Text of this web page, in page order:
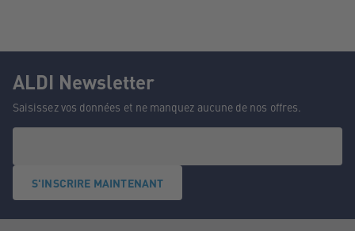
ALDI Newsletter
Saisissez vos données et ne manquez aucune de nos offres.
S'INSCRIRE MAINTENANT